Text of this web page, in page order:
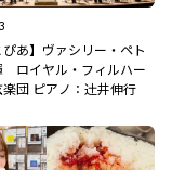
ぴあ】ヴァシリー・ペト
ロイヤル・フィルハー
楽団 ピアノ：辻󠄀井伸行